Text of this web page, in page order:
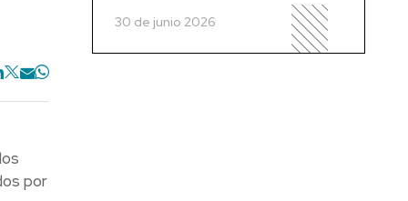
por
30 de junio 2026